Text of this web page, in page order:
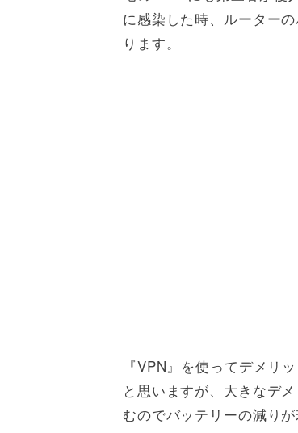
に感染した時、ルーター
ります。
『VPN』を使ってデメリ
と思いますが、大きなデ
むのでバッテリーの減りが